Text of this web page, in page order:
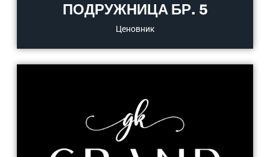
ПОДРУЖНИЦА БР. 5
Ценовник